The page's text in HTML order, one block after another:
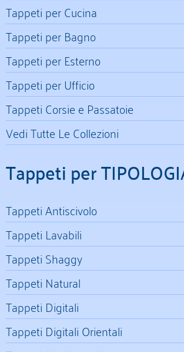
Tappeti per Cucina
Tappeti per Bagno
Tappeti per Esterno
Tappeti per Ufficio
Tappeti Corsie e Passatoie
Vedi Tutte Le Collezioni
Tappeti per
Tappeti Antiscivolo
Tappeti Lavabili
Tappeti Shaggy
Tappeti Natural
Tappeti Digitali
Tappeti Digitali Orientali